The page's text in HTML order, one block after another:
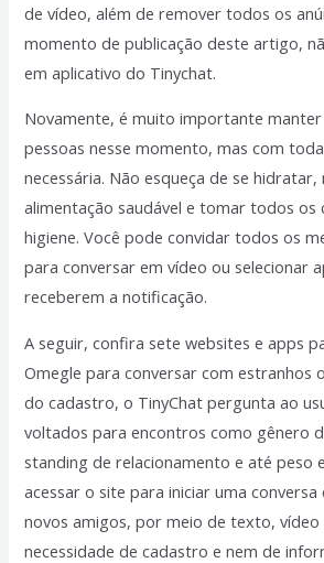
de vídeo, além de remover todos os
momento de publicação deste artigo,
em aplicativo do Tinychat.
Novamente, é muito importante
pessoas nesse momento, mas com
necessária. Não esqueça de se
alimentação saudável e tomar todos os
higiene. Você pode convidar todos os
para conversar em vídeo ou selecionar
receberem a notificação.
A seguir, confira sete websites e apps
Omegle para conversar com estranhos
do cadastro, o TinyChat pergunta ao
voltados para encontros como gênero
standing de relacionamento e até peso
acessar o site para iniciar uma conversa
novos amigos, por meio de texto, vídeo
necessidade de cadastro e nem de